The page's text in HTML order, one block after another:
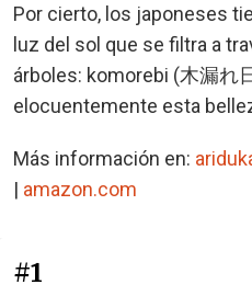
Por cierto, los japoneses
luz del sol que se filtra a
árboles: komorebi (木漏れ
elocuentemente esta
Más información en:
| amazon.com
#1